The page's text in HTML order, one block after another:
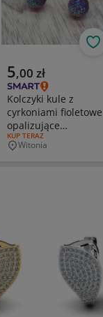
Aktualna cena
5,00 zł
Kolczyki kule z
cyrkoniami fioletowe
opalizujące
błyszczące wkrętki
RODZAJ OFERTY:
KUP TERAZ
Miejscowość
Witonia